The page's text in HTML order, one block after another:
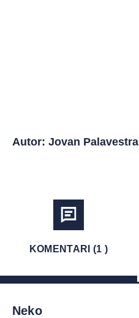
Autor: Jovan Palavestra
KOMENTARI (1 )
Neko